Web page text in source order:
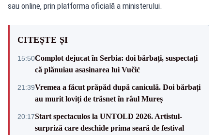
sau online, prin platforma oficială a ministerului.
CITEȘTE ȘI
15:50Complot dejucat în Serbia: doi bărbați, suspectați
că plănuiau asasinarea lui Vučić
21:39Vremea a făcut prăpăd după caniculă. Doi bărbați
au murit loviți de trăsnet în râul Mureș
20:17Start spectaculos la UNTOLD 2026. Artistul-
surpriză care deschide prima seară de festival